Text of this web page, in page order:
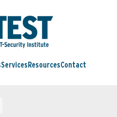
Services ResourcesContact